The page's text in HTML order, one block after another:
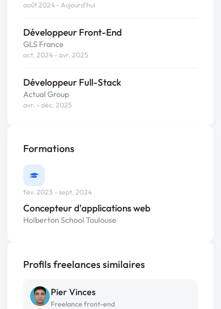
août 2024 - Aujourd'hui
Développeur Front-End
GLS France
oct. 2024 - avr. 2025
Développeur Full-Stack
Actual Group
avr. - déc. 2025
Formations
fév. 2023 - sept. 2024
Concepteur d'applications web
Holberton School Toulouse
Profils freelances similaires
Pier Vinces
Freelance front-end